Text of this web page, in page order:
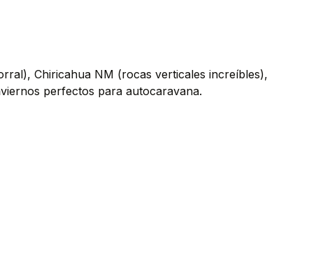
Chiricahua NM (rocas verticales increíbles),
perfectos para autocaravana.